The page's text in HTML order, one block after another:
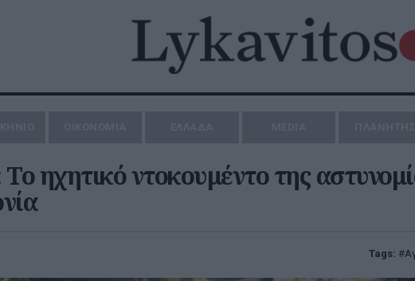
ηχητικό ντοκουμέντο της
Tags: